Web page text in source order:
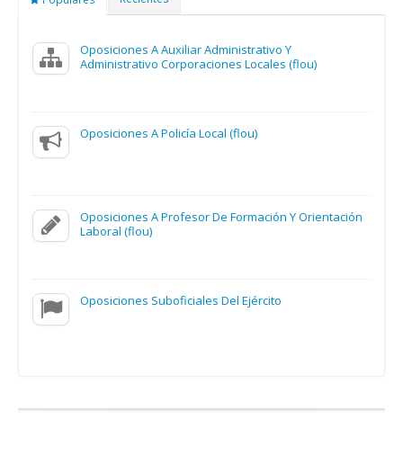
Oposiciones A Auxiliar Administrativo Y
Administrativo Corporaciones Locales (flou)
Oposiciones A Policía Local (flou)
Oposiciones A Profesor De Formación Y Orientación
Laboral (flou)
Oposiciones Suboficiales Del Ejército